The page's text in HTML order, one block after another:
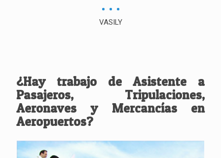
VASILY
¿Hay trabajo de Asistente a
Pasajeros, Tripulaciones,
Aeronaves y Mercancías en
Aeropuertos?